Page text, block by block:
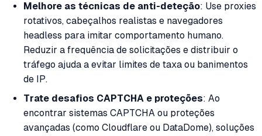
Melhore as técnicas de anti-deteção: Use proxies
rotativos, cabeçalhos realistas e navegadores
headless para imitar comportamento humano.
Reduzir a frequência de solicitações e distribuir o
tráfego ajuda a evitar limites de taxa ou banimentos
de IP.
Trate desafios CAPTCHA e proteções: Ao
encontrar sistemas CAPTCHA ou proteções
avançadas (como Cloudflare ou DataDome), soluções